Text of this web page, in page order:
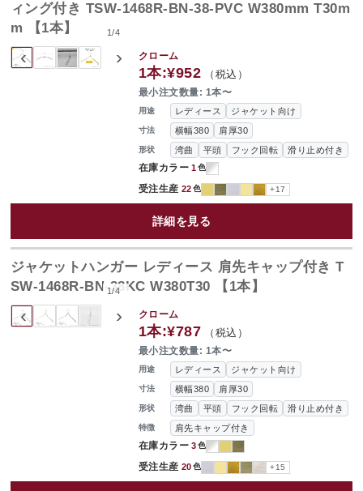
‹ ›
1/4
ィング付き TSW-1468R-BN-38-PVC W380mm T30m
m 【1本】
用途 レディース ジャケット向け
寸法 横幅380 肩厚30
形状 湾曲 平頭 フック回転 滑り止め付き
在庫カラー 1色
受注生産 22色 +17
クローム
1本:¥952 （税込）
最小注文数量: 1本〜
詳細を見る
‹ ›
1/4
ジャケットハンガー レディース 肩先キャップ付き T
SW-1468R-BN-38KC W380T30 【1本】
用途 レディース ジャケット向け
寸法 横幅380 肩厚30
形状 湾曲 平頭 フック回転 滑り止め付き
特徴 肩先キャップ付き
在庫カラー 3色
受注生産 20色 +15
クローム
1本:¥787 （税込）
最小注文数量: 1本〜